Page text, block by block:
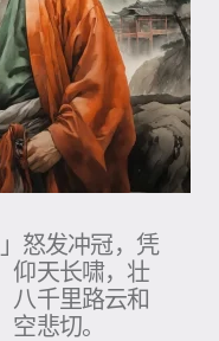
」怒发冲冠，凭
仰天长啸，壮
八千里路云和
悲切。